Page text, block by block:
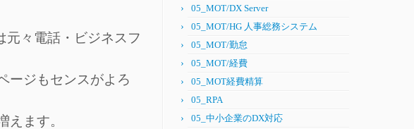
々電話・ビジネスフ
ージもセンスがよろ
ます。
05_MOT/DX Server
05_MOT/HG 人事総務システム
05_MOT/勤怠
05_MOT/経費
05_MOT経費精算
05_RPA
05_中小企業のDX対応